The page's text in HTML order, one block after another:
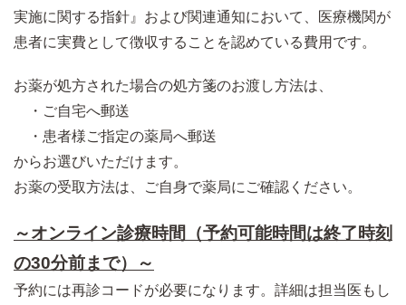
実施に関する指針』および関連通知において、医療機関が
患者に実費として徴収することを認めている費用です。
お薬が処方された場合の処方箋のお渡し方法は、
・ご自宅へ郵送
・患者様ご指定の薬局へ郵送
からお選びいただけます。
お薬の受取方法は、ご自身で薬局にご確認ください。
～オンライン診療時間（予約可能時間は終了時刻
の30分前まで）～
予約には再診コードが必要になります。詳細は担当医もし